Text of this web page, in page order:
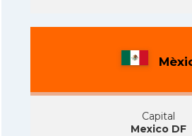
Capital
Mexico DF